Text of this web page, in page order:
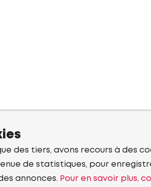
des tiers, avons recours à des
de statistiques, pour
annonces. Pour en savoir plus,